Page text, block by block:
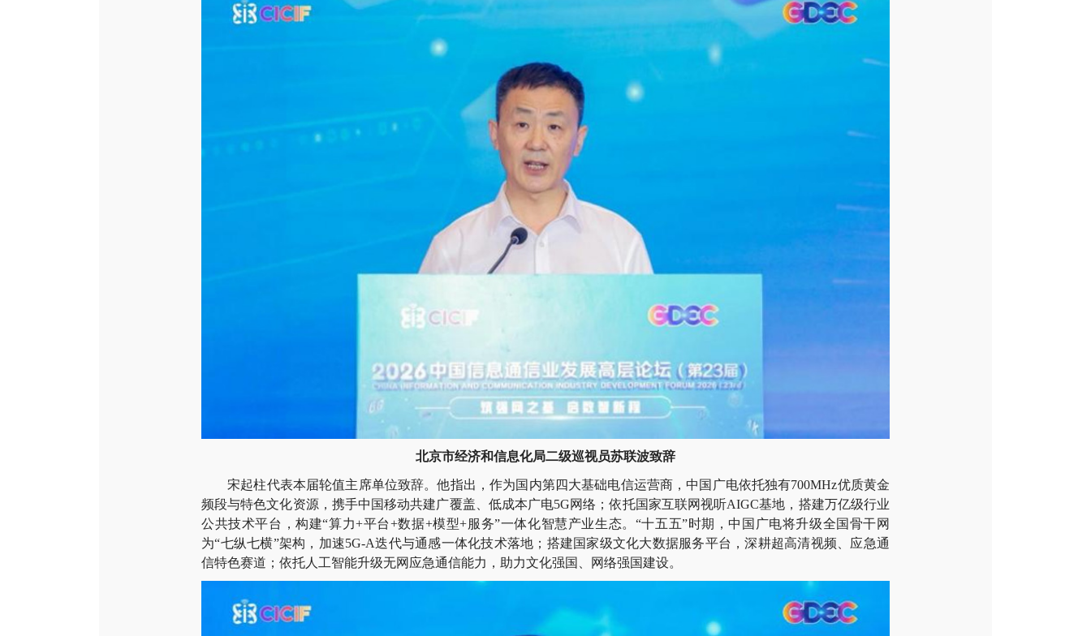
北京市经济和信息化局二级巡视员苏联波致辞
宋起柱代表本届轮值主席单位致辞。他指出，作为国内第四大基础电信运营商，中国广电依托独有700MHz优质黄金
频段与特色文化资源，携手中国移动共建广覆盖、低成本广电5G网络；依托国家互联网视听AIGC基地，搭建万亿级行业
公共技术平台，构建“算力+平台+数据+模型+服务”一体化智慧产业生态。“十五五”时期，中国广电将升级全国骨干网
为“七纵七横”架构，加速5G-A迭代与通感一体化技术落地；搭建国家级文化大数据服务平台，深耕超高清视频、应急通
信特色赛道；依托人工智能升级无网应急通信能力，助力文化强国、网络强国建设。